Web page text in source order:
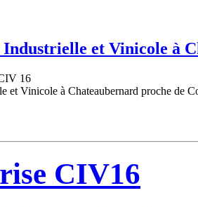
et Vinicole à
16
et Vinicole à Chateaubernard proche de
CIV16